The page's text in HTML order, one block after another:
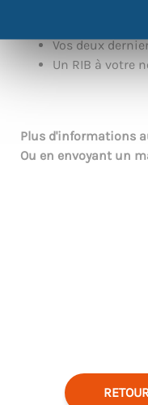
Vos deux
Un RIB à votre
Plus d'informations
Ou en envoyant un